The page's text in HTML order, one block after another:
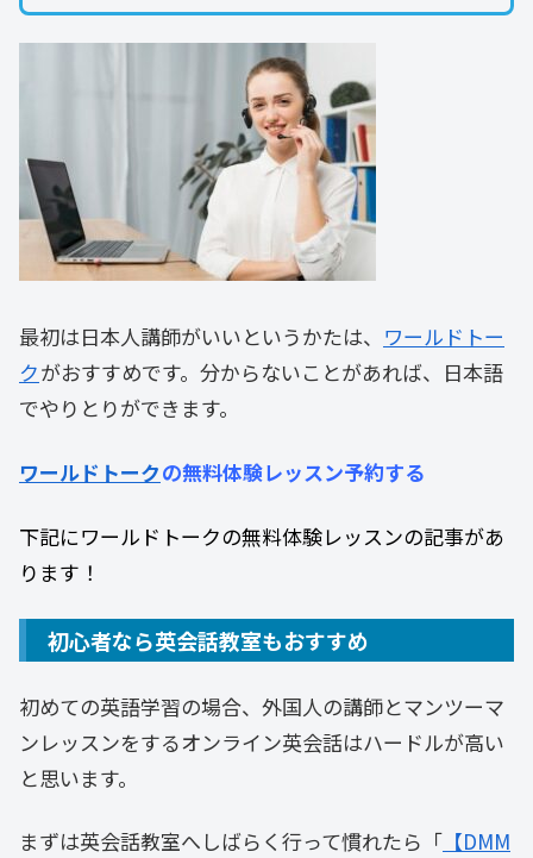
最初は日本人講師がいいというかたは、 ワールドトー
クがおすすめです。分からないことがあれば、日本語
でやりとりができます。
ワールドトークの無料体験レッスン予約する
下記にワールドトークの無料体験レッスンの記事があ
ります！
初心者なら英会話教室もおすすめ
初めての英語学習の場合、外国人の講師とマンツーマ
ンレッスンをするオンライン英会話はハードルが高い
と思います。
まずは英会話教室へしばらく行って慣れたら「 【DMM